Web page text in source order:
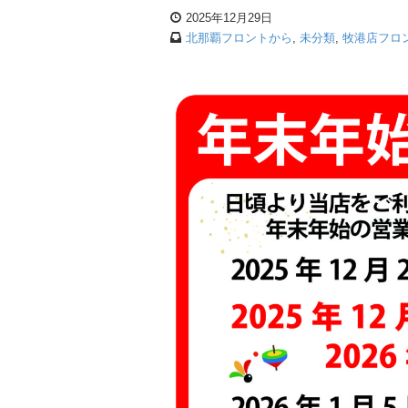
2025年12月29日
北那覇フロントから , 未分類, 牧港店フロ